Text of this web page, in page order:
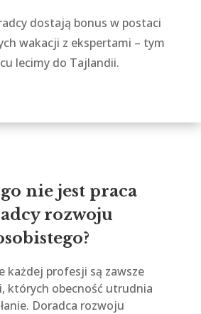
dostają bonus w postaci
wakacji z ekspertami – tym
lecimy do Tajlandii.
nie jest praca
rozwoju
każdej profesji są zawsze
których obecność utrudnia
Doradca rozwoju